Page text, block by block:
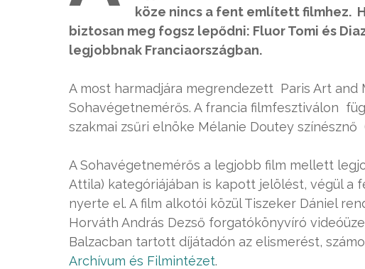
köze nincs a fent említett filmhez.
biztosan meg fogsz lepődni: Fluor Tomi és
legjobbnak Franciaországban.
A most harmadjára megrendezett Paris Art
Sohavégetnemérős. A francia filmfesztiválon
szakmai zsűri elnöke Mélanie Doutey színésznő
A Sohavégetnemérős a legjobb film mellett
Attila) kategóriájában is kapott jelölést, végül a
nyerte el. A film alkotói közül Tiszeker Dániel
Horváth András Dezső forgatókönyvíró
Balzacban tartott díjátadón az elismerést,
Archívum és Filmintézet.